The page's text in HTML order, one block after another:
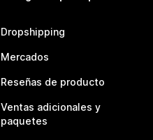
Dropshipping
Mercados
Reseñas de producto
Ventas adicionales y
paquetes